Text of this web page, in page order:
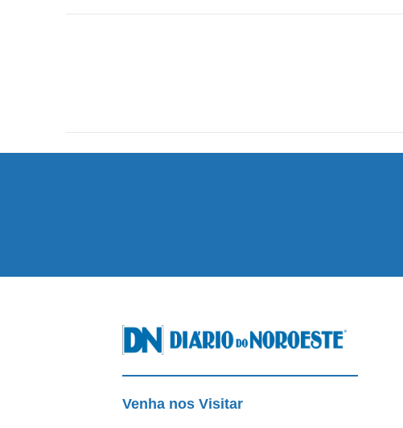
Venha nos Visitar